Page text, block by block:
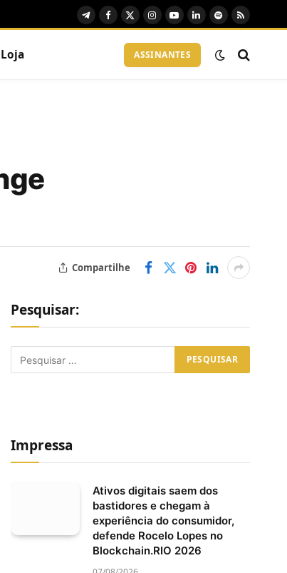
TelegramFacebook
X
Instagram
YouTubeLinkedIn
Spotify
RSS
Loja ASSINANTES
Compartilhe
Pesquisar:
Impressa
Ativos digitais saem dos
bastidores e chegam à
experiência do consumidor,
defende Rocelo Lopes no
Blockchain.RIO 2026